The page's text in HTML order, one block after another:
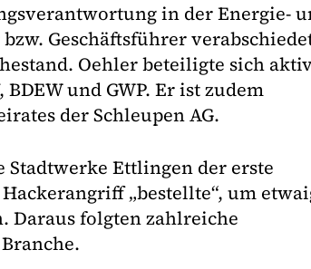
in der Energie-
Geschäftsführer
Oehler beteiligte sich
und GWP. Er ist zudem
der Schleupen AG.
Ettlingen der erste
„bestellte“, um
Daraus folgten zahlreiche